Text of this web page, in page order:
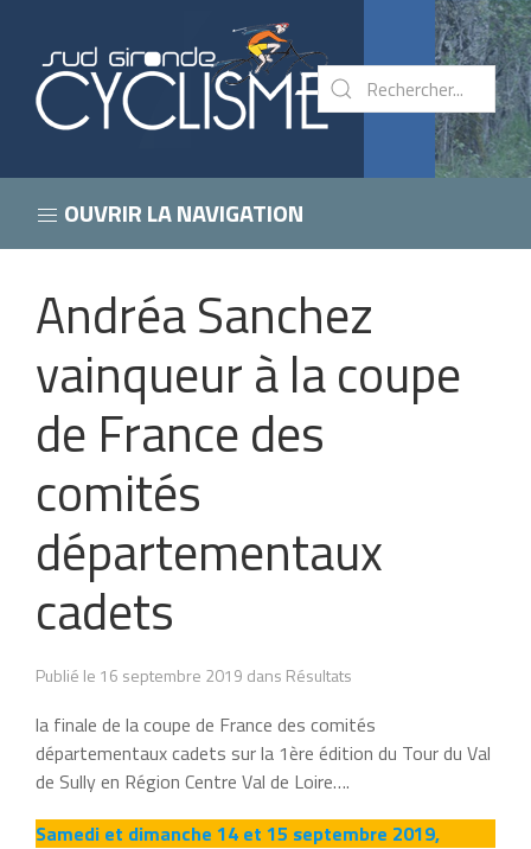
OUVRIR LA NAVIGATION
Andréa Sanchez
vainqueur à la coupe
de France des
comités
départementaux
cadets
Publié le 16 septembre 2019 dans Résultats
la finale de la coupe de France des comités
départementaux cadets sur la 1ère édition du Tour du Val
de Sully en Région Centre Val de Loire….
Samedi et dimanche 14 et 15 septembre 2019,